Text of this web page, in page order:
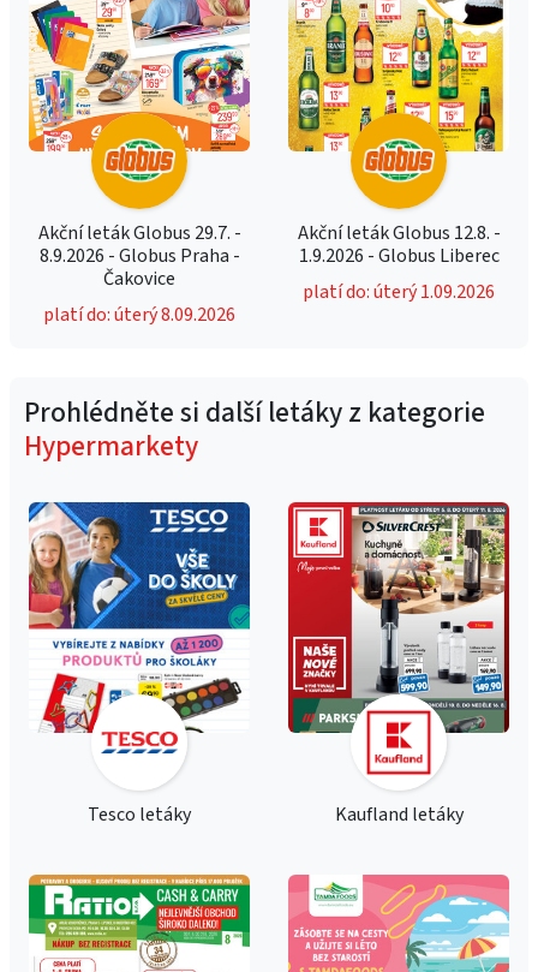
Akční leták Globus 29.7. -
8.9.2026 - Globus Praha -
Čakovice
platí do: úterý 8.09.2026
Akční leták Globus 12.8. -
1.9.2026 - Globus Liberec
platí do: úterý 1.09.2026
Prohlédněte si další letáky z kategorie
Hypermarkety
Tesco letáky Kaufland letáky